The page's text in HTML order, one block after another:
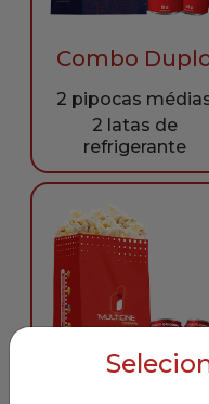
Combo
2 pipocas
2 latas de
refrigerante